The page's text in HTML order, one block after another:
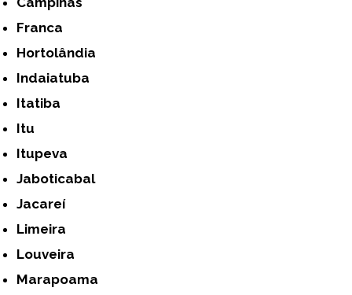
Franca
Hortolândia
Indaiatuba
Itatiba
Itu
Itupeva
Jaboticabal
Jacareí
Limeira
Louveira
Marapoama